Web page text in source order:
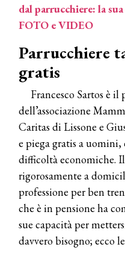
dal parrucchiere: la
FOTO e VIDEO
Parrucchiere
gratis
Francesco Sartos è
dell’associazione
Caritas di Lissone e
e piega gratis a
difficoltà economiche.
rigorosamente a
professione per ben
che è in pensione ha
sue capacità per
davvero bisogno; ecco